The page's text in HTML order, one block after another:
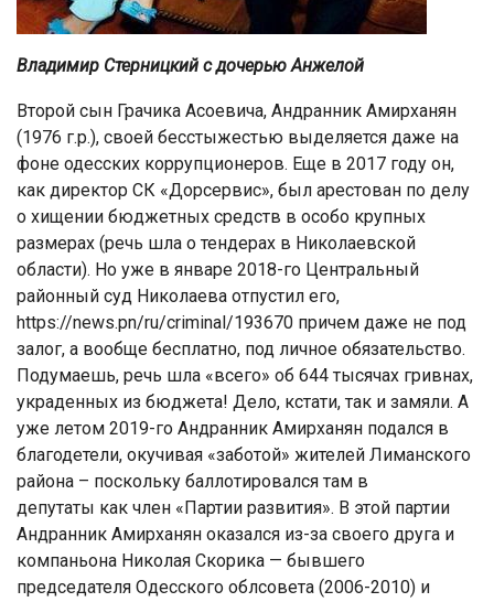
Владимир Стерницкий с дочерью Анжелой
Второй сын Грачика Асоевича, Андранник Амирханян
(1976 г.р.), своей бесстыжестью выделяется даже на
фоне одесских коррупционеров. Еще в 2017 году он,
как директор СК «Дорсервис», был арестован по делу
о хищении бюджетных средств в особо крупных
размерах (речь шла о тендерах в Николаевской
области). Но уже в январе 2018-го Центральный
районный суд Николаева отпустил его,
https://news.pn/ru/criminal/193670 причем даже не под
залог, а вообще бесплатно, под личное обязательство.
Подумаешь, речь шла «всего» об 644 тысячах гривнах,
украденных из бюджета! Дело, кстати, так и замяли. А
уже летом 2019-го Андранник Амирханян подался в
благодетели, окучивая «заботой» жителей Лиманского
района – поскольку баллотировался там в
депутаты как член «Партии развития». В этой партии
Андранник Амирханян оказался из-за своего друга и
компаньона Николая Скорика — бывшего
председателя Одесского облсовета (2006-2010) и